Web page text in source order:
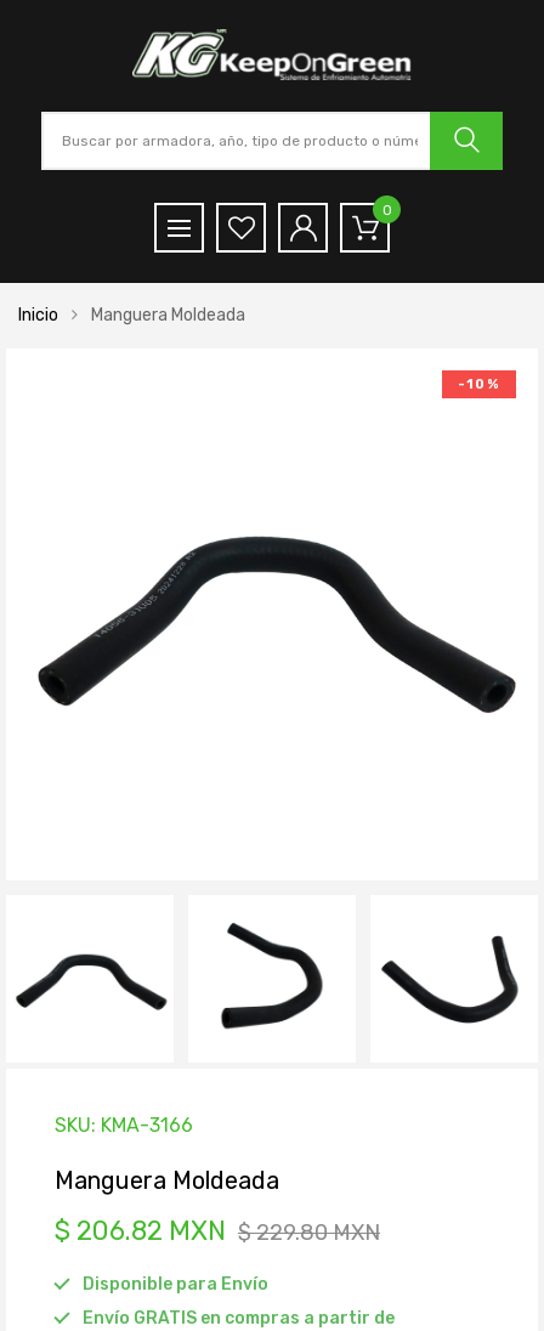
0
Inicio Manguera Moldeada
-10%
SKU: KMA-3166
Manguera Moldeada
$ 229.80 MXN
$ 206.82 MXN
Disponible para Envío
Envío GRATIS en compras a partir de